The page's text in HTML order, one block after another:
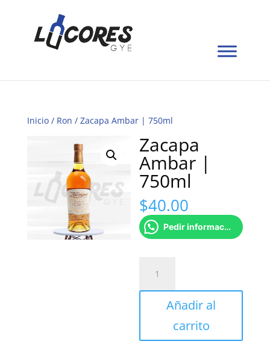
Inicio/ Ron / Zacapa Ambar | 750ml
Zacapa
Ambar |
750ml
$40.00
Pedir información
Ambar
|
Añadir al
carrito